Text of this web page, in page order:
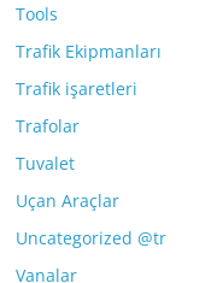
Tools
Trafik Ekipmanları
Trafik işaretleri
Trafolar
Tuvalet
Uçan Araçlar
Uncategorized @tr
Vanalar